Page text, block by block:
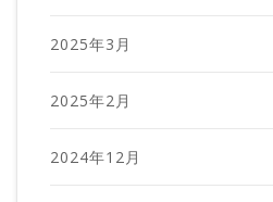
2025年3月
2025年2月
2024年12月